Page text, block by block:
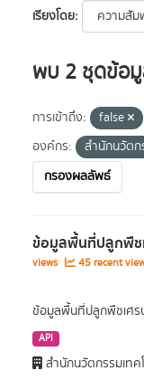
เรียงโดย
พบ 2 ชุดข้อ
การเข้าถึง: false
องค์กร:
สำนักนวัตก
กรองผลลัพธ์
ข้อมูลพื้นที่ปลูกพืช
views
45 recent
ข้อมูลพื้นที่ปลูกพืชเศ
API
สำนักนวัตกรรมเทค